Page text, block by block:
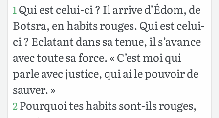
1 Qui est celui-ci ? Il arrive d’Édom, de
Botsra, en habits rouges. Qui est celui-
ci ? Eclatant dans sa tenue, il s’avance
avec toute sa force. « C’est moi qui
parle avec justice, qui ai le pouvoir de
sauver. »
2Pourquoi tes habits sont-ils rouges,